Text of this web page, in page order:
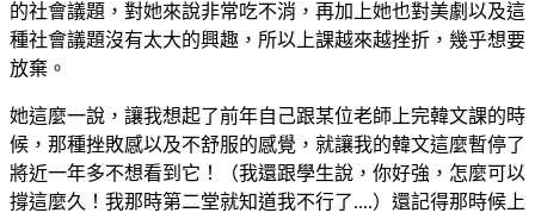
的社會議題，對她來說非常吃不消，再加上她也對美劇以及這
種社會議題沒有太大的興趣，所以上課越來越挫折，幾乎想要
放棄。
她這麼一說，讓我想起了前年自己跟某位老師上完韓文課的時
候，那種挫敗感以及不舒服的感覺，就讓我的韓文這麼暫停了
將近一年多不想看到它！（我還跟學生說，你好強，怎麼可以
撐這麼久！我那時第二堂就知道我不行了....）還記得那時候上